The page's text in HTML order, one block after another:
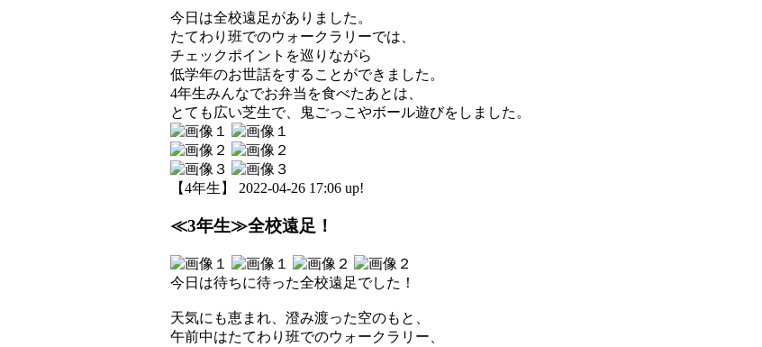
今日は全校遠足がありました。
たてわり班でのウォークラリーでは、
チェックポイントを巡りながら
低学年のお世話をすることができました。
4年生みんなでお弁当を食べたあとは、
とても広い芝生で、鬼ごっこやボール遊びをしました。
【4年生】 2022-04-26 17:06 up!
≪3年生≫全校遠足！
今日は待ちに待った全校遠足でした！
天気にも恵まれ、澄み渡った空のもと、
午前中はたてわり班でのウォークラリー、